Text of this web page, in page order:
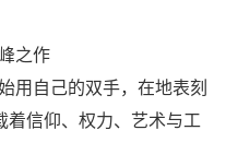
之作
用自己的双手，在地表刻
着信仰、权力、艺术与工